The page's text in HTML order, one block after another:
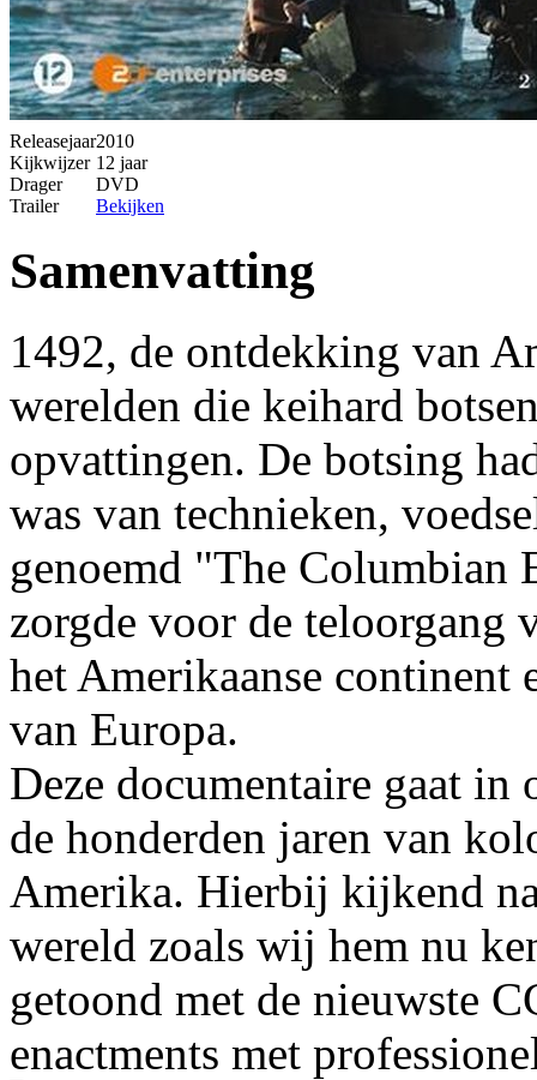
Releasejaar2010
Kijkwijzer 12 jaar
Drager
DVD
Trailer
Bekijken
Samenvatting
1492, de ontdekking van
werelden die keihard
opvattingen. De botsing
was van technieken,
genoemd "The Columbian
zorgde voor de teloorgang
het Amerikaanse
van Europa.
Deze documentaire gaat
de honderden jaren van
Amerika. Hierbij kijkend
wereld zoals wij hem nu
getoond met de nieuwste
enactments met